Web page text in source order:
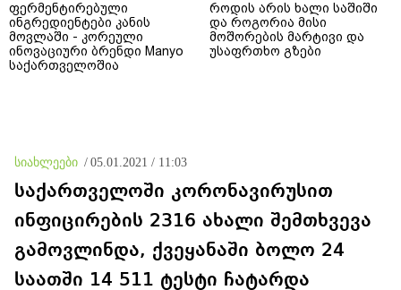
ფერმენტირებული
ინგრედიენტები კანის
მოვლაში - კორეული
ინოვაციური ბრენდი Manyo
საქართველოშია
როდის არის ხალი საშიში
და როგორია მისი
მოშორების მარტივი და
უსაფრთხო გზები
სიახლეები / 05.01.2021 / 11:03
საქართველოში კორონავირუსით
ინფიცირების 2316 ახალი შემთხვევა
გამოვლინდა, ქვეყანაში ბოლო 24
საათში 14 511 ტესტი ჩატარდა